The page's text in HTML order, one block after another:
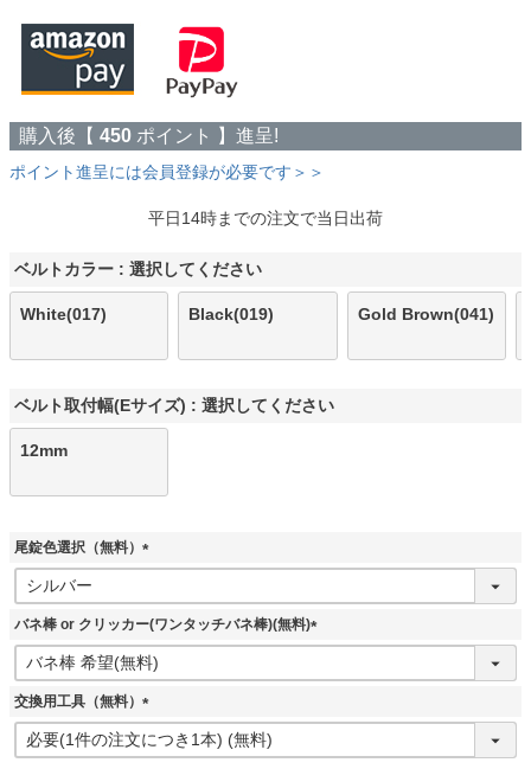
購入後【 450 ポイント 】進呈!
ポイント進呈には会員登録が必要です＞＞
平日14時までの注文で当日出荷
ベルトカラー 選択してください
White(017) Black(019) Gold Brown(041)
ベルト取付幅(Eサイズ) 選択してください
12mm
尾錠色選択（無料）
(
須
バネ棒 or クリッカー(ワンタッチバネ棒)(無料)
(
交換用工具（無料）
(
必